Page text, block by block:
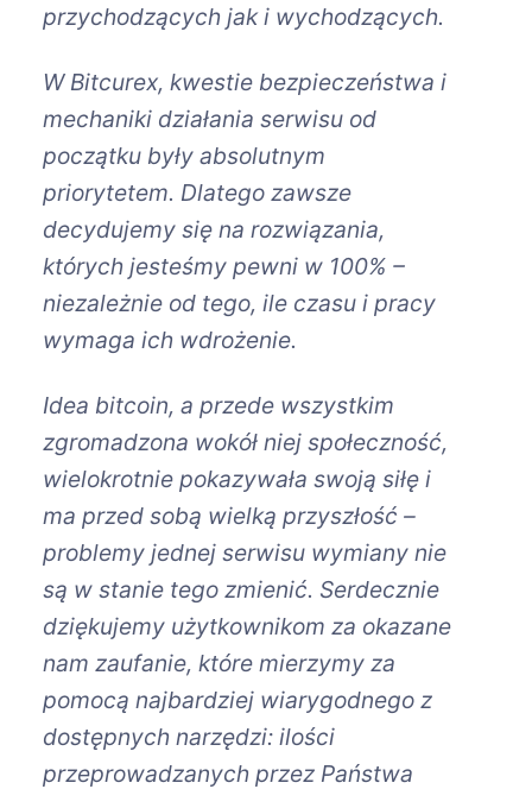
przychodzących jak i wychodzących.
W Bitcurex, kwestie bezpieczeństwa i
mechaniki działania serwisu od
początku były absolutnym
priorytetem. Dlatego zawsze
decydujemy się na rozwiązania,
których jesteśmy pewni w 100% –
niezależnie od tego, ile czasu i pracy
wymaga ich wdrożenie.
Idea bitcoin, a przede wszystkim
zgromadzona wokół niej społeczność,
wielokrotnie pokazywała swoją siłę i
ma przed sobą wielką przyszłość –
problemy jednej serwisu wymiany nie
są w stanie tego zmienić. Serdecznie
dziękujemy użytkownikom za okazane
nam zaufanie, które mierzymy za
pomocą najbardziej wiarygodnego z
dostępnych narzędzi: ilości
przeprowadzanych przez Państwa